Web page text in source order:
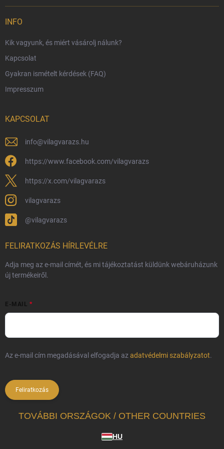
Harry Potter bolt Magyarország
Rendelésem
Reklamáció és visszáru
Hűségprogram
Általános Szerződési Feltételek
Adatvédelmi feltételek
Védjegyek és szerzői jogok
Fémjelzés és nemesfém-tájékoztató
INFO
Kik vagyunk, és miért vásárolj nálunk?
Kapcsolat
Gyakran ismételt kérdések (FAQ)
Impresszum
KAPCSOLAT
info@vilagvarazs.hu
https://www.facebook.com/vilagvarazs
https://x.com/vilagvarazs
vilagvarazs
@vilagvarazs
FELIRATKOZÁS HÍRLEVÉLRE
Adja meg az e-mail címét, és mi tájékoztatást küldünk webáruházunk
új termékeiről.
E-MAIL
Az e-mail cím megadásával elfogadja azadatvédelmi szabályzatot.
Feliratkozás
TOVÁBBI ORSZÁGOK / OTHER COUNTRIES
HU